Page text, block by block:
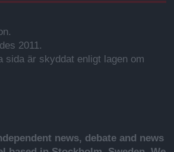
2011.
sida är skyddat enligt lagen om
news, debate and news